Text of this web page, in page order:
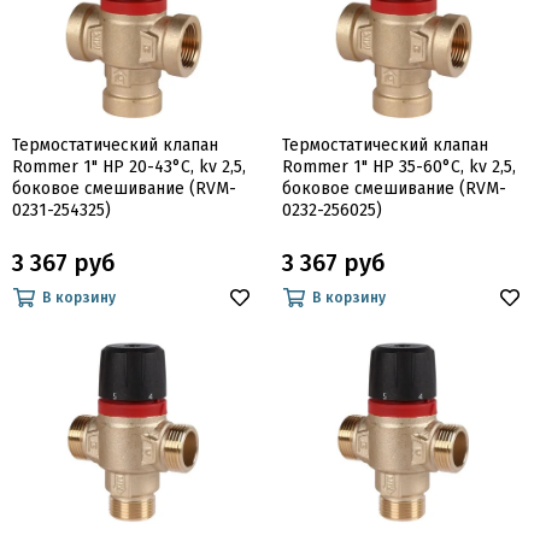
Термостатический клапан
Rommer 1" НР 20-43°С, kv 2,5,
боковое смешивание (RVM-
0231-254325)
3 367 руб
В корзину
Термостатический клапан
Rommer 1" НР 35-60°С, kv 2,5,
боковое смешивание (RVM-
0232-256025)
3 367 руб
В корзину